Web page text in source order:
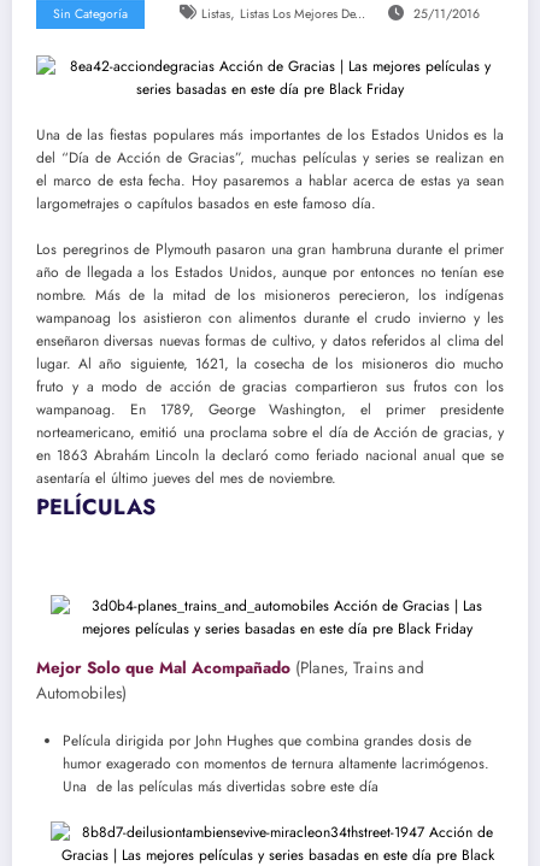
Sin Categoría Listas, Listas Los Mejores De... 25/11/2016
Una de las fiestas populares más importantes de los Estados Unidos es la
del “Día de Acción de Gracias”, muchas películas y series se realizan en
el marco de esta fecha. Hoy pasaremos a hablar acerca de estas ya sean
largometrajes o capítulos basados en este famoso día.
Los peregrinos de Plymouth pasaron una gran hambruna durante el primer
año de llegada a los Estados Unidos, aunque por entonces no tenían ese
nombre. Más de la mitad de los misioneros perecieron, los indígenas
wampanoag los asistieron con alimentos durante el crudo invierno y les
enseñaron diversas nuevas formas de cultivo, y datos referidos al clima del
lugar. Al año siguiente, 1621, la cosecha de los misioneros dio mucho
fruto y a modo de acción de gracias compartieron sus frutos con los
wampanoag. En 1789, George Washington, el primer presidente
norteamericano, emitió una proclama sobre el día de Acción de gracias, y
en 1863 Abrahám Lincoln la declaró como feriado nacional anual que se
asentaría el último jueves del mes de noviembre.
PELÍCULAS
Mejor Solo que Mal Acompañado (Planes, Trains and
Automobiles)
Película dirigida por John Hughes que combina grandes dosis de
humor exagerado con momentos de ternura altamente lacrimógenos.
Una de las películas más divertidas sobre este día